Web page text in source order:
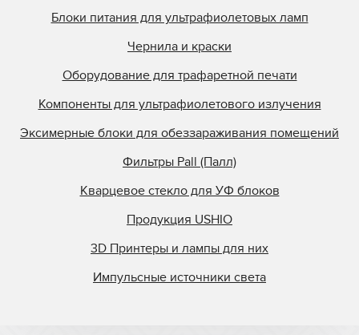
Блоки питания для ультрафиолетовых ламп
Чернила и краски
Оборудование для трафаретной печати
Компоненты для ультрафиолетового излучения
Эксимерные блоки для обеззараживания помещений
Фильтры Pall (Палл)
Кварцевое стекло для УФ блоков
Продукция USHIO
3D Принтеры и лампы для них
Импульсные источники света